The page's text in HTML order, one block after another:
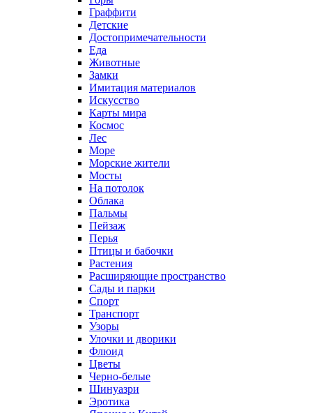
Граффити
Детские
Достопримечательности
Еда
Животные
Замки
Имитация материалов
Искусство
Карты мира
Космос
Лес
Море
Морские жители
Мосты
На потолок
Облака
Пальмы
Пейзаж
Перья
Птицы и бабочки
Растения
Расширяющие пространство
Сады и парки
Спорт
Транспорт
Узоры
Улочки и дворики
Флюид
Цветы
Черно-белые
Шинуазри
Эротика